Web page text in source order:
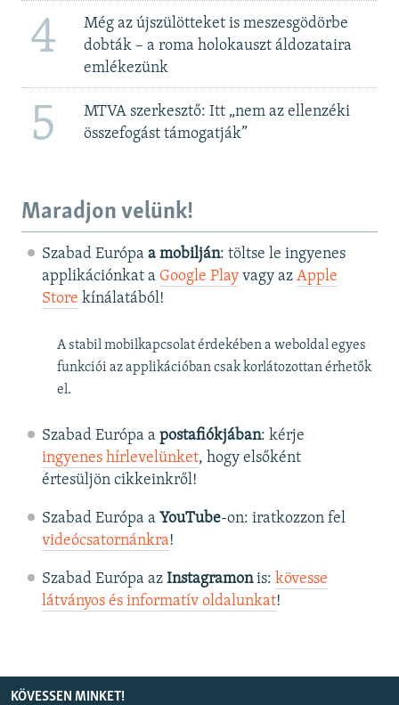
4
Még az újszülötteket is meszesgödörbe
dobták – a roma holokauszt áldozataira
emlékezünk
5
MTVA szerkesztő: Itt „nem az ellenzéki
összefogást támogatják”
Maradjon velünk!
Szabad Európa a mobilján: töltse le ingyenes
applikációnkat a Google Playvagy az Apple
Store kínálatából!
A stabil mobilkapcsolat érdekében a weboldal egyes
funkciói az applikációban csak korlátozottan érhetők
el.
Szabad Európa a postafiókjában: kérje
ingyenes hírlevelünket, hogy elsőként
értesüljön cikkeinkről!
Szabad Európa a YouTube-on: iratkozzon fel
videócsatornánkra!
Szabad Európa az Instagramonis: kövesse
látványos és informatív oldalunkat! ​
KÖVESSEN MINKET!